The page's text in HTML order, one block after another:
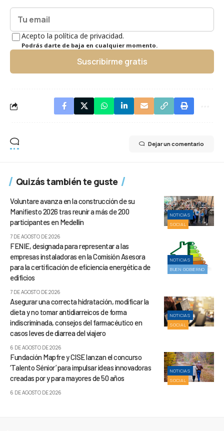
Acepto la política de privacidad.
Podrás darte de baja en cualquier momento.
Suscribirme gratis
Dejar un comentario
Quizás también te guste
NOTICIAS
SOCIAL
Voluntare avanza en la construcción de su
Manifiesto 2026 tras reunir a más de 200
participantes en Medellín
7 DE AGOSTO DE 2026
NOTICIAS
BUEN GOBIERNO
FENIE, designada para representar a las
empresas instaladoras en la Comisión Asesora
para la certificación de eficiencia energética de
edificios
7 DE AGOSTO DE 2026
NOTICIAS
SOCIAL
Asegurar una correcta hidratación, modificar la
dieta y no tomar antidiarreicos de forma
indiscriminada, consejos del farmacéutico en
casos leves de diarrea del viajero
6 DE AGOSTO DE 2026
NOTICIAS
SOCIAL
Fundación Mapfre y CISE lanzan el concurso
‘Talento Sénior’ para impulsar ideas innovadoras
creadas por y para mayores de 50 años
6 DE AGOSTO DE 2026